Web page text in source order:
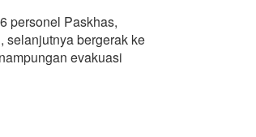
personel Paskhas,
selanjutnya bergerak ke
evakuasi